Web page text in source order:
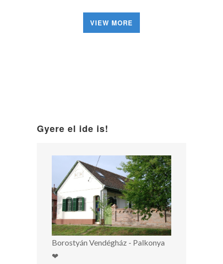
VIEW MORE
Gyere el ide is!
Borostyán Vendégház - Palkonya
❤